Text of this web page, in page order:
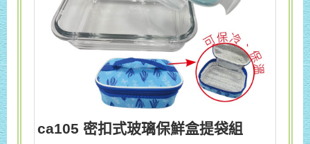
ca105 密扣式玻璃保鮮盒提袋組